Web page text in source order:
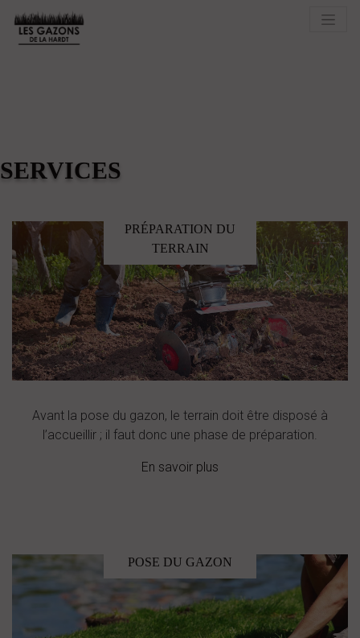
SERVICES
PRÉPARATION DU
TERRAIN
Avant la pose du gazon, le terrain doit être disposé à
l’accueillir ; il faut donc une phase de préparation.
En savoir plus
POSE DU GAZON